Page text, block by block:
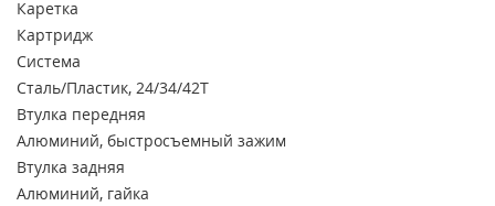
Каретка
Картридж
Система
Сталь/Пластик, 24/34/42Т
Втулка передняя
Алюминий, быстросъемный зажим
Втулка задняя
Алюминий, гайка